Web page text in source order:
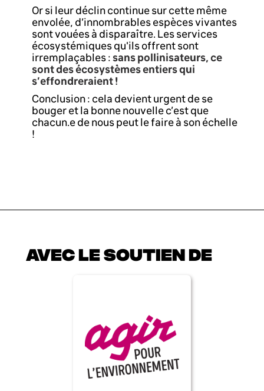
Or si leur déclin continue sur cette même
envolée, d’innombrables espèces vivantes
sont vouées à disparaître. Les services
écosystémiques qu'ils offrent sont
irremplaçables : sans pollinisateurs, ce
sont des écosystèmes entiers qui
s’effondreraient !
Conclusion : cela devient urgent de se
bouger et la bonne nouvelle c’est que
chacun.e de nous peut le faire à son échelle
!
AVEC LE SOUTIEN DE